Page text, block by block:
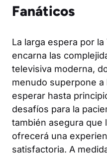
Fanáticos
La larga espera por
encarna las
televisiva moderna,
menudo superpone a
esperar hasta
desafíos para la
también asegura que
ofrecerá una
satisfactoria. A